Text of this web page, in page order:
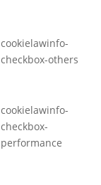
cookielawinfo-
checkbox-others
cookielawinfo-
checkbox-
performance